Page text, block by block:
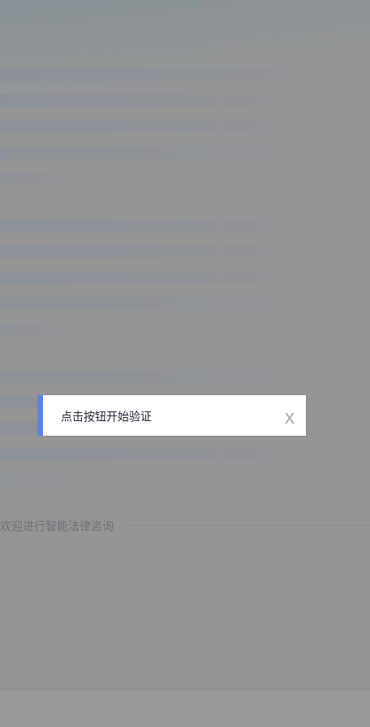
欢迎进行智能法律咨询
点击按钮开始验证 x